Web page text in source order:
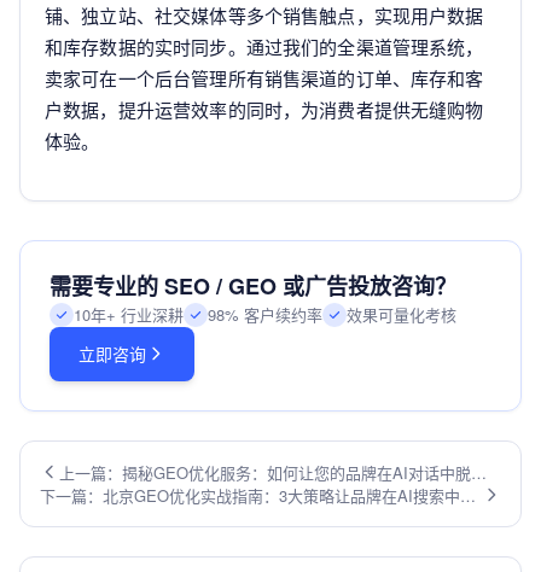
铺、独立站、社交媒体等多个销售触点，实现用户数据
和库存数据的实时同步。通过我们的全渠道管理系统，
卖家可在一个后台管理所有销售渠道的订单、库存和客
户数据，提升运营效率的同时，为消费者提供无缝购物
体验。
需要专业的 SEO / GEO 或广告投放咨询？
10年+ 行业深耕 98% 客户续约率 效果可量化考核
立即咨询
上一篇：揭秘GEO优化服务：如何让您的品牌在AI对话中脱颖
而出？
下一篇：北京GEO优化实战指南：3大策略让品牌在AI搜索中脱